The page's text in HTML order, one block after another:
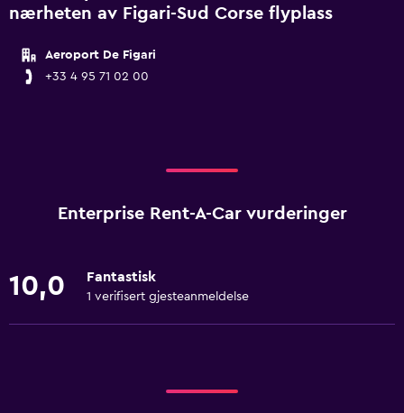
nærheten av Figari-Sud Corse flyplass
Aeroport De Figari
+33 4 95 71 02 00
Enterprise Rent-A-Car vurderinger
10,0 Fantastisk
1 verifisert gjesteanmeldelse